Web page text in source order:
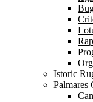
Istoric
Palmares